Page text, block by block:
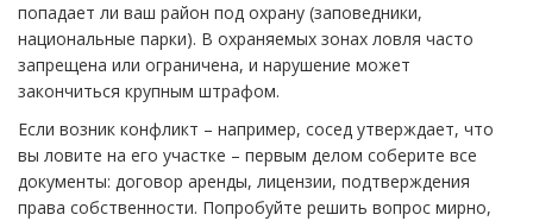
попадает ли ваш район под охрану (заповедники,
национальные парки). В охраняемых зонах ловля часто
запрещена или ограничена, и нарушение может
закончиться крупным штрафом.
Если возник конфликт – например, сосед утверждает, что
вы ловите на его участке – первым делом соберите все
документы: договор аренды, лицензии, подтверждения
права собственности. Попробуйте решить вопрос мирно,